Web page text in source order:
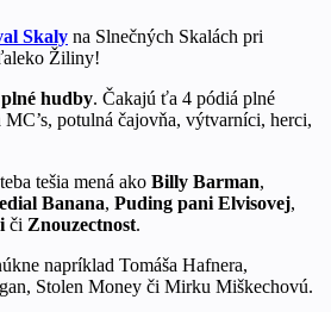
Skaly na Slnečných Skalách pri
Žiliny!
hudby. Čakajú ťa 4 pódiá plné
potulná čajovňa, výtvarníci, herci,
tešia mená ako Billy Barman,
Banana, Puding pani Elvisovej,
či Znouzectnost.
napríklad Tomáša Hafnera,
Stolen Money či Mirku Miškechovú.